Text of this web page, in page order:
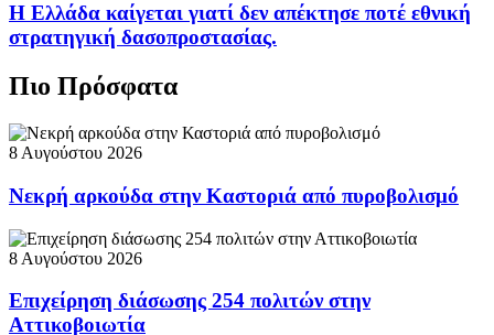
Η Ελλάδα καίγεται γιατί δεν απέκτησε ποτέ εθνική
στρατηγική δασοπροστασίας.
Πιο Πρόσφατα
8 Αυγούστου 2026
Νεκρή αρκούδα στην Καστοριά από πυροβολισμό
8 Αυγούστου 2026
Επιχείρηση διάσωσης 254 πολιτών στην
Αττικοβοιωτία